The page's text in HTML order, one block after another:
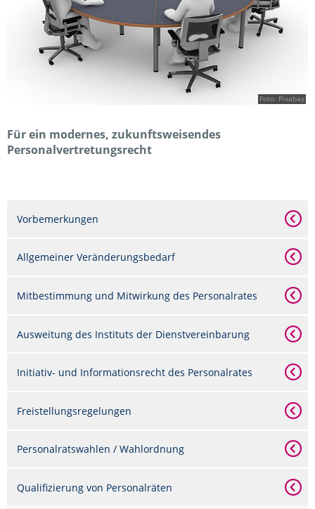
Foto: Pixabay
Für ein modernes, zukunftsweisendes
Personalvertretungsrecht
Vorbemerkungen
Allgemeiner Veränderungsbedarf
Mitbestimmung und Mitwirkung des Personalrates
Ausweitung des Instituts der Dienstvereinbarung
Initiativ- und Informationsrecht des Personalrates
Freistellungsregelungen
Personalratswahlen / Wahlordnung
Qualifizierung von Personalräten